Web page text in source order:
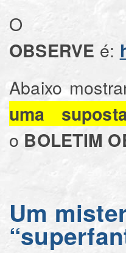
O
OBSERVE é:
Abaixo
uma
o BOLETIM
Um